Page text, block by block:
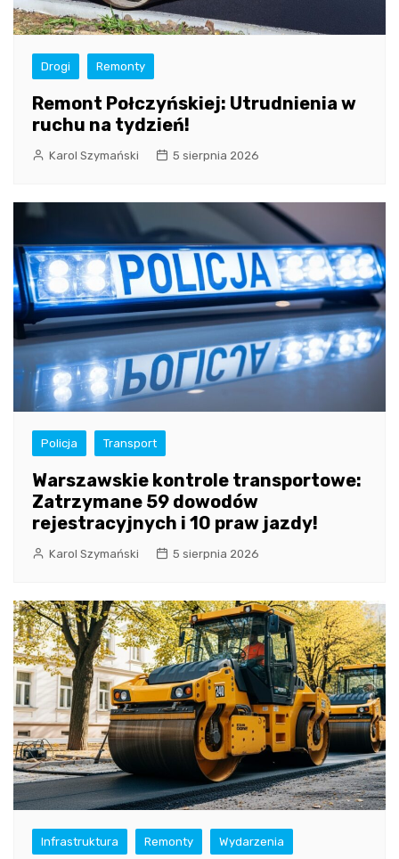
Drogi Remonty
Remont Połczyńskiej: Utrudnienia w
ruchu na tydzień!
Karol Szymański 5 sierpnia 2026
Policja Transport
Warszawskie kontrole transportowe:
Zatrzymane 59 dowodów
rejestracyjnych i 10 praw jazdy!
Karol Szymański 5 sierpnia 2026
Infrastruktura Remonty Wydarzenia